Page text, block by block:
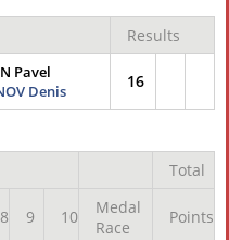
Results
Pavel
Denis
16
Total
8 9 10
Medal
Race
Points